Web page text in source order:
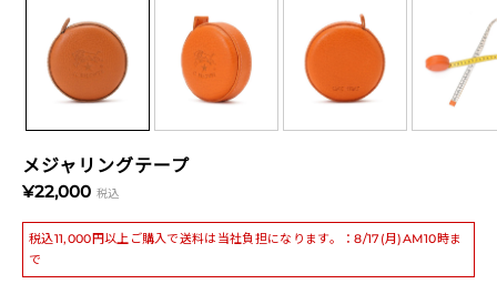
メジャリングテープ
¥22,000 税込
税込11,000円以上ご購入で送料は当社負担になります。：8/17(月)AM10時ま
で